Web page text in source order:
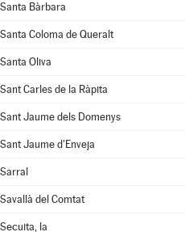
Santa Bàrbara
Santa Coloma de Queralt
Santa Oliva
Sant Carles de la Ràpita
Sant Jaume dels Domenys
Sant Jaume d'Enveja
Sarral
Savallà del Comtat
Secuita, la